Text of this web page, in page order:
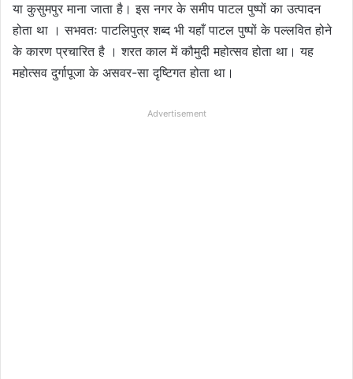
या कुसुमपुर माना जाता है। इस नगर के समीप पाटल पुष्पों का उत्पादन
होता था । सभवतः पाटलिपुत्र शब्द भी यहाँ पाटल पुष्पों के पल्लवित होने
के कारण प्रचारित है । शरत काल में कौमुदी महोत्सव होता था। यह
महोत्सव दुर्गापूजा के असवर-सा दृष्टिगत होता था।
Advertisement